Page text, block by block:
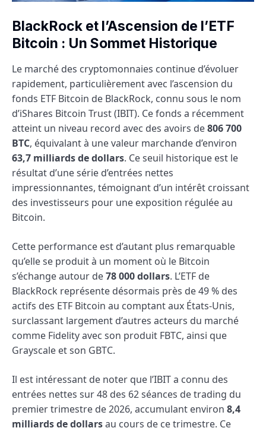
BlackRock et l’Ascension de l’ETF
Bitcoin : Un Sommet Historique
Le marché des cryptomonnaies continue d’évoluer
rapidement, particulièrement avec l’ascension du
fonds ETF Bitcoin de BlackRock, connu sous le nom
d’iShares Bitcoin Trust (IBIT). Ce fonds a récemment
atteint un niveau record avec des avoirs de806 700
BTC, équivalant à une valeur marchande d’environ
63,7 milliards de dollars. Ce seuil historique est le
résultat d’une série d’entrées nettes
impressionnantes, témoignant d’un intérêt croissant
des investisseurs pour une exposition régulée au
Bitcoin.
Cette performance est d’autant plus remarquable
qu’elle se produit à un moment où le Bitcoin
s’échange autour de78 000 dollars. L’ETF de
BlackRock représente désormais près de 49 % des
actifs des ETF Bitcoin au comptant aux États-Unis,
surclassant largement d’autres acteurs du marché
comme Fidelity avec son produit FBTC, ainsi que
Grayscale et son GBTC.
Il est intéressant de noter que l’IBIT a connu des
entrées nettes sur 48 des 62 séances de trading du
premier trimestre de 2026, accumulant environ 8,4
milliards de dollarsau cours de ce trimestre. Ce